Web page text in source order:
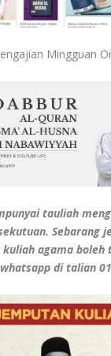
Mingguan
tauliah
Sebarang
agama boleh
di talian